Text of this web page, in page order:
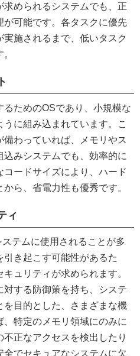
められるシステムでも、正
可能です。各タスクに優先
施されるまで、低いタスク
るためのOSであり、小規模な
に組み込まれています。こ
わっていれば、メモリやス
込みシステムでも、効率的に
ードサイズにより、ハード
ら、省電力性も優秀です。
ィ
テムに使用されることが多
引き起こす可能性があるた
ュリティが求められます。
対する防御策を持ち、システ
を目的とした、さまざまな機
特定のメモリ領域にのみに
正なアクセスを検出したり
でセキュアなシステムに欠